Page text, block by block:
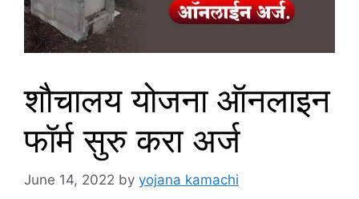
शौचालय योजना ऑनलाइन
फॉर्म सुरु करा अर्ज
June 14, 2022 by yojana kamachi